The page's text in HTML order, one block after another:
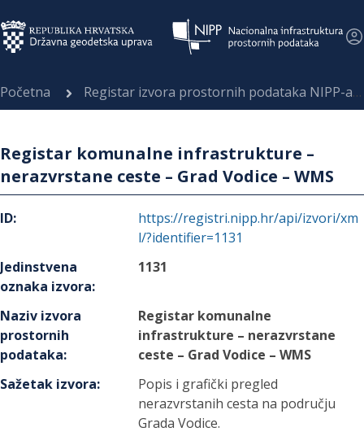
Početna Registar izvora prostornih podataka NIPP-a
Registar komunalne infrastrukture –
nerazvrstane ceste – Grad Vodice – WMS
ID:
https://registri.nipp.hr/api/izvori/xm
l/?identifier=1131
Jedinstvena
oznaka izvora:
1131
Naziv izvora
prostornih
podataka:
Registar komunalne
infrastrukture – nerazvrstane
ceste – Grad Vodice – WMS
Sažetak izvora:
Popis i grafički pregled
nerazvrstanih cesta na području
Grada Vodice.